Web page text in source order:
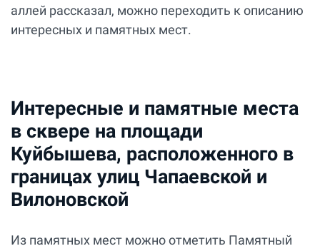
аллей рассказал, можно переходить к описанию
интересных и памятных мест.
Интересные и памятные места
в сквере на площади
Куйбышева, расположенного в
границах улиц Чапаевской и
Вилоновской
Из памятных мест можно отметить Памятный